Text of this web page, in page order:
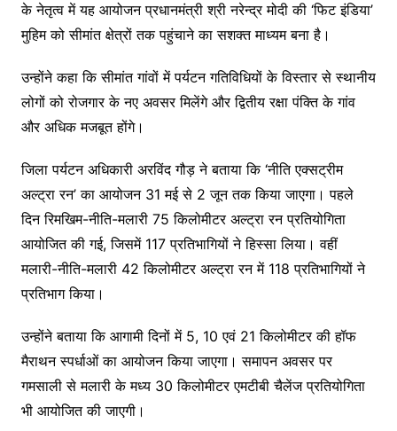
के नेतृत्व में यह आयोजन प्रधानमंत्री श्री नरेन्द्र मोदी की ‘फिट इंडिया’
मुहिम को सीमांत क्षेत्रों तक पहुंचाने का सशक्त माध्यम बना है।
उन्होंने कहा कि सीमांत गांवों में पर्यटन गतिविधियों के विस्तार से स्थानीय
लोगों को रोजगार के नए अवसर मिलेंगे और द्वितीय रक्षा पंक्ति के गांव
और अधिक मजबूत होंगे।
जिला पर्यटन अधिकारी अरविंद गौड़ ने बताया कि ‘नीति एक्सट्रीम
अल्ट्रा रन’ का आयोजन 31 मई से 2 जून तक किया जाएगा। पहले
दिन रिमखिम-नीति-मलारी 75 किलोमीटर अल्ट्रा रन प्रतियोगिता
आयोजित की गई, जिसमें 117 प्रतिभागियों ने हिस्सा लिया। वहीं
मलारी-नीति-मलारी 42 किलोमीटर अल्ट्रा रन में 118 प्रतिभागियों ने
प्रतिभाग किया।
उन्होंने बताया कि आगामी दिनों में 5, 10 एवं 21 किलोमीटर की हॉफ
मैराथन स्पर्धाओं का आयोजन किया जाएगा। समापन अवसर पर
गमसाली से मलारी के मध्य 30 किलोमीटर एमटीबी चैलेंज प्रतियोगिता
भी आयोजित की जाएगी।